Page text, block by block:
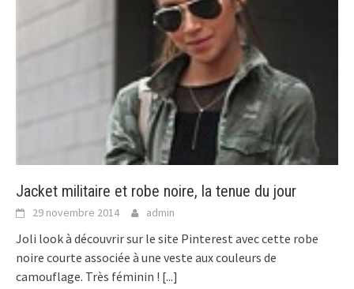
Jacket militaire et robe noire, la tenue du jour
29 novembre 2014 admin
Joli look à découvrir sur le site Pinterest avec cette robe
noire courte associée à une veste aux couleurs de
camouflage. Très féminin ! [...]